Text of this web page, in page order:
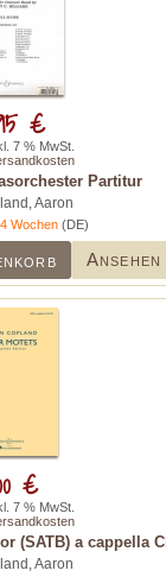
Partitur
Aaron
Wochen (DE)
Ansehen
€
7 % MwSt.
(SATB) a cappella
Aaron
€
7 % MwSt.